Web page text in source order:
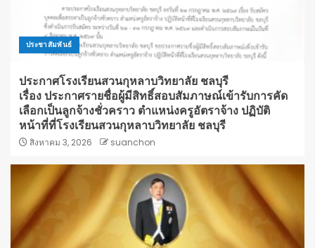
ประชาสัมพันธ์
ประกาศโรงเรียนสวนกุหลาบวิทยาลัย ชลบุรี
เรื่อง ประกาศรายชื่อผู้มีสิทธิ์สอบสัมภาษณ์เข้ารับการคัด
เลือกเป็นลูกจ้างชั่วคราว ตำแหน่งครูอัตราจ้าง ปฏิบัติ
หน้าที่ที่โรงเรียนสวนกุหลาบวิทยาลัย ชลบุรี
สิงหาคม 3, 2026 suanchon